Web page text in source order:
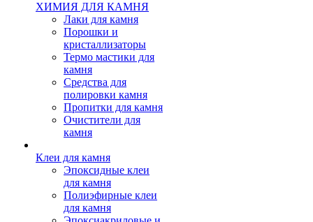
ХИМИЯ ДЛЯ КАМНЯ
Лаки для камня
Порошки и
кристаллизаторы
Термо мастики для
камня
Средства для
полировки камня
Пропитки для камня
Очистители для
камня
Клеи для камня
Эпоксидные клеи
для камня
Полиэфирные клеи
для камня